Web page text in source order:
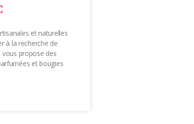
et naturelles
à la recherche de
vous propose des
et bougies